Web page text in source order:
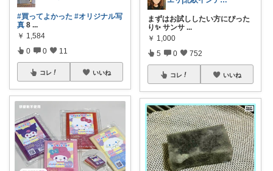
#買ってよかった #オリジナル写
真 8 ...
￥ 1,584
0 0 11
コレ いいね
まずはお試ししたい方にぴった
り✨ サンサ ...
￥ 1,000
5 0 752
コレ いいね